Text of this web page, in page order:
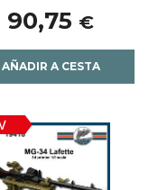
90,75 €
AÑADIR A CESTA